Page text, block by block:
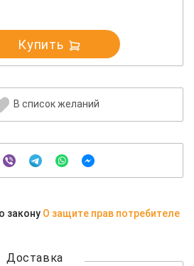
Купить
В список желаний
закону О защите прав потребителе
Доставка